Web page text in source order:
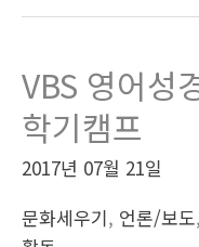
VBS 영어성
학기캠프
2017년 07월 21일
문화세우기, 언론/보도,